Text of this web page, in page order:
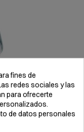
PARA TUBO 56-59
fines de
redes sociales y las
para ofrecerte
de datos personales